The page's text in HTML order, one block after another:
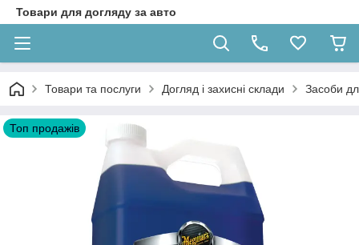
Товари для догляду за авто
Товари та послуги Догляд і захисні склади Засоби
Топ продажів